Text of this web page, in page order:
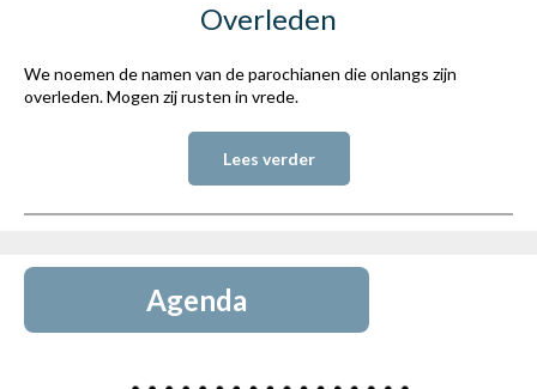
Overleden
We noemen de namen van de parochianen die onlangs zijn
overleden. Mogen zij rusten in vrede.
Lees verder
Agenda